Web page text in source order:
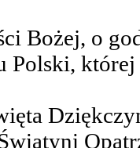
Bożej, o
Polski,